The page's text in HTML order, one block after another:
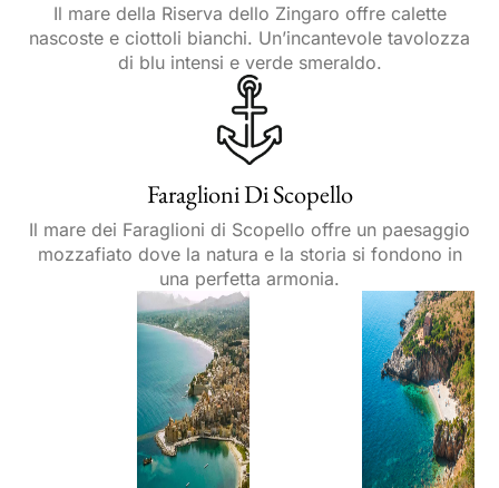
Il mare della Riserva dello Zingaro offre calette
nascoste e ciottoli bianchi. Un’incantevole tavolozza
di blu intensi e verde smeraldo.
Faraglioni Di Scopello
Il mare dei Faraglioni di Scopello offre un paesaggio
mozzafiato dove la natura e la storia si fondono in
una perfetta armonia.